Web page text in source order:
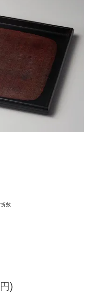
折敷
)